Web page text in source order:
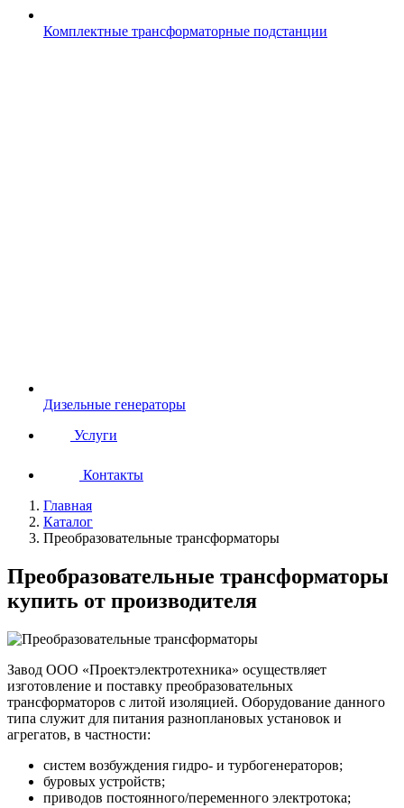
Комплектные трансформаторные подстанции
Дизельные генераторы
Услуги
Контакты
Главная
Каталог
Преобразовательные трансформаторы
Преобразовательные трансформаторы
купить от производителя
Завод ООО «Проектэлектротехника» осуществляет
изготовление и поставку преобразовательных
трансформаторов с литой изоляцией. Оборудование данного
типа служит для питания разноплановых установок и
агрегатов, в частности:
систем возбуждения гидро- и турбогенераторов;
буровых устройств;
приводов постоянного/переменного электротока;